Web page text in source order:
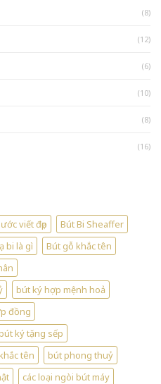
(8)
(12)
(6)
(10)
(8)
(16)
viết đẹp
Bút Bi Sheaffer
bi là gì
Bút gỗ khắc tên
bút ký hợp mệnh hoả
đồng
ký tặng sếp
tên
bút phong thuỷ
các loại ngòi bút máy